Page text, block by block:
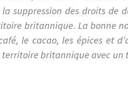
suppression des droits de
britannique. La bonne
le cacao, les épices et
britannique avec un